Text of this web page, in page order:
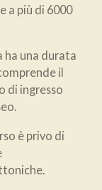
a più di 6000
ha una durata
il
di ingresso
è privo di